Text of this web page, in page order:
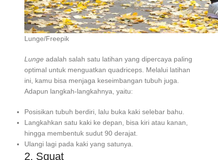
Lunge/Freepik
Lunge adalah salah satu latihan yang dipercaya paling
optimal untuk menguatkan quadriceps. Melalui latihan
ini, kamu bisa menjaga keseimbangan tubuh juga.
Adapun langkah-langkahnya, yaitu:
Posisikan tubuh berdiri, lalu buka kaki selebar bahu.
Langkahkan satu kaki ke depan, bisa kiri atau kanan,
hingga membentuk sudut 90 derajat.
Ulangi lagi pada kaki yang satunya.
2. Squat